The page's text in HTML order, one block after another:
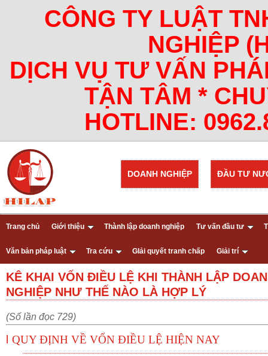
CÔNG TY LUẬT
NGHIỆP
DỊCH VỤ TƯ VẤN
TẬN TÂM *
HOTLINE:
ĐẦU TƯ
DOANH NGHIỆP
Trang chủ Giới thiệu Thành lập doanh nghiệp Tư vấn đầu tư
Văn bản pháp luật Tra cứu GIải quyết tranh chấp Giải trí
KÊ KHAI VỐN ĐIỀU LỆ KHI THÀNH LẬP
NGHIỆP NHƯ THẾ NÀO LÀ HỢP LÝ
(Số lần đọc 729)
QUY ĐỊNH VỀ VỐN ĐIỀU LỆ HIỆN NAY